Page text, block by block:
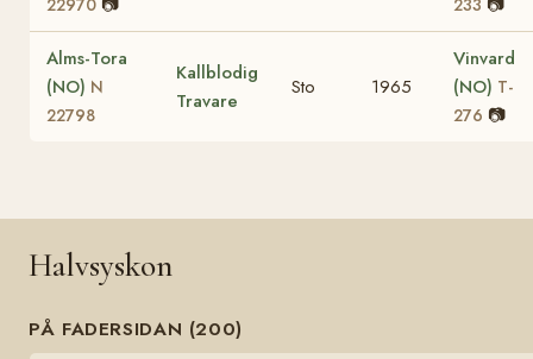
Alms-Tora
(NO) N
22798
Kallblodig
Travare
Sto 1965
Vinvard
(NO) T-
276 📷
Halvsyskon
PÅ FADERSIDAN (200)